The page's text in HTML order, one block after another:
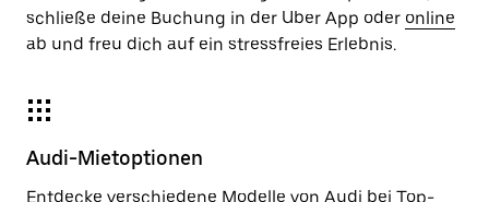
schließe deine Buchung in der Uber App oder online
ab und freu dich auf ein stressfreies Erlebnis.
Audi-Mietoptionen
Entdecke verschiedene Modelle von Audi bei Top-